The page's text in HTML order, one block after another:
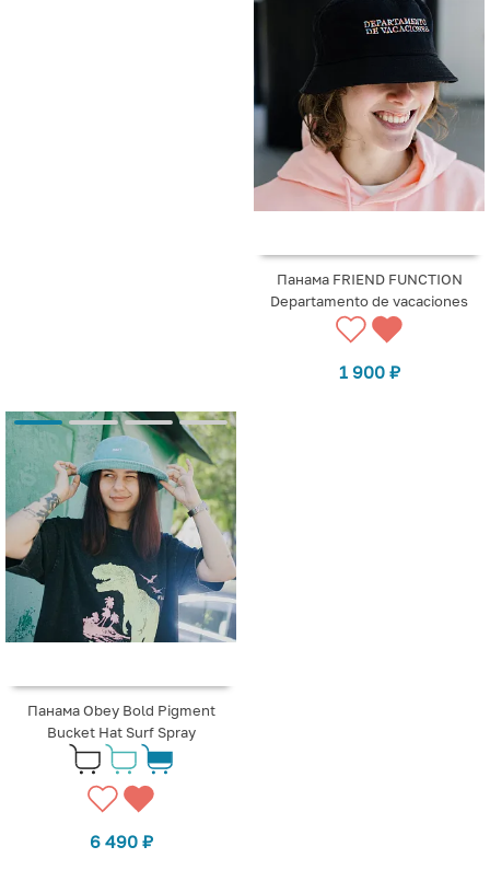
Панама FRIEND FUNCTION
Departamento de vacaciones
1 900 ₽
Панама Obey Bold Pigment
Bucket Hat Surf Spray
6 490 ₽